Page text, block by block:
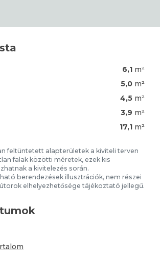
6,1 m²
5,0 m²
4,5 m²
3,9 m²
17,1 m²
feltüntetett alapterületek a kiviteli terven
falak közötti méretek, ezek kis
a kivitelezés során.
berendezések illusztrációk, nem részei
elhelyezhetősége tájékoztató jellegű.